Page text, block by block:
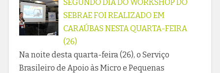
SEGUNDO DIA DO WORKSHOP DO
SEBRAE FOI REALIZADO EM
CARAÚBAS NESTA QUARTA-FEIRA
(26)
Na noite desta quarta-feira (26), o Serviço
Brasileiro de Apoio às Micro e Pequenas